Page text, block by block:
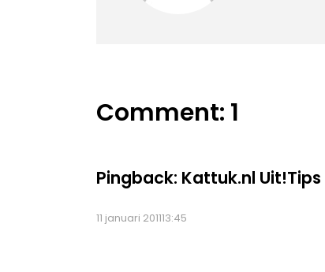
Comment: 1
Pingback: Kattuk.nl
11 januari 201113:45